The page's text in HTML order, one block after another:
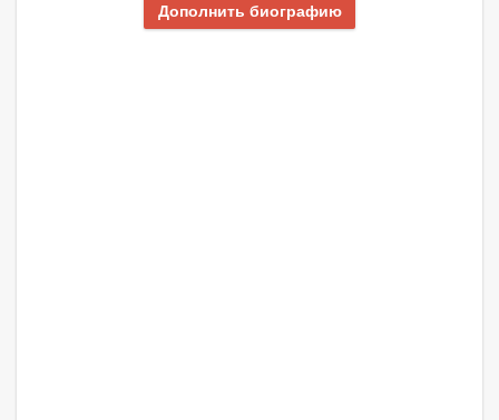
Дополнить биографию